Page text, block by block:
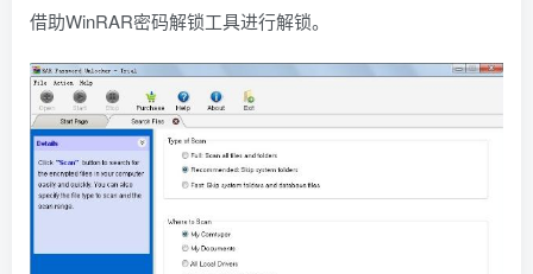
借助WinRAR密码解锁工具进行解锁。